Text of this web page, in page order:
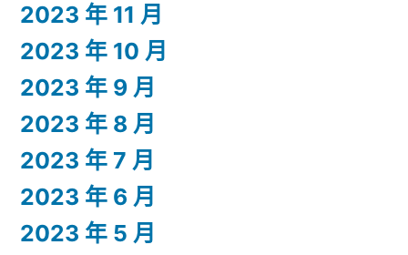
2023 年 11 月
2023 年 10 月
2023 年 9 月
2023 年 8 月
2023 年 7 月
2023 年 6 月
2023 年 5 月